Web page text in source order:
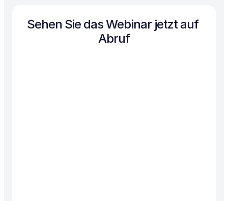
Sehen Sie das Webinar jetzt auf
Abruf